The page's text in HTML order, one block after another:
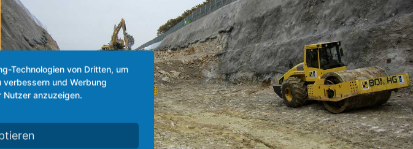
Technologien von Dritten, um
und Werbung
anzuzeigen.